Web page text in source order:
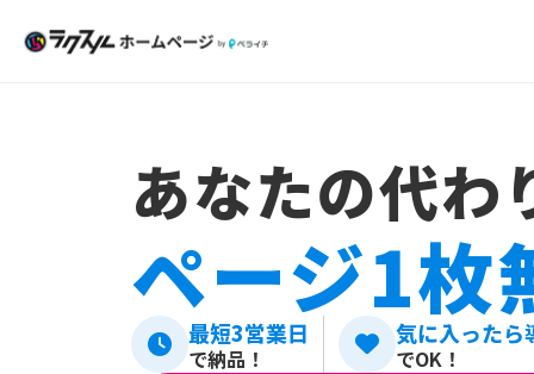
あなたの代わ
ページ1枚
最短3営業日
で納品！
気に入ったら
でOK！